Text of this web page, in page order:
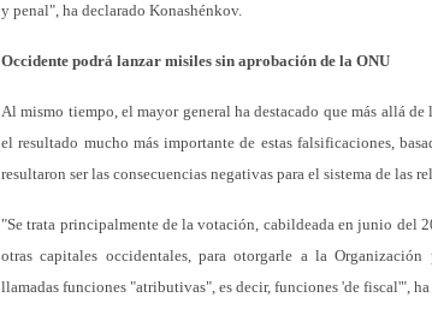
y penal", ha declarado Konashénkov.
Occidente podrá lanzar misiles sin aprobación de la ONU
Al mismo tiempo, el mayor general ha destacado que más allá
el resultado mucho más importante de estas falsificaciones,
resultaron ser las consecuencias negativas para el sistema de las
"Se trata principalmente de la votación, cabildeada en junio del
otras capitales occidentales, para otorgarle a la
llamadas funciones "atributivas", es decir, funciones 'de fiscal'",